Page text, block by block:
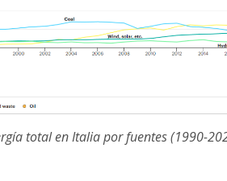
total en Italia por fuentes (1990-